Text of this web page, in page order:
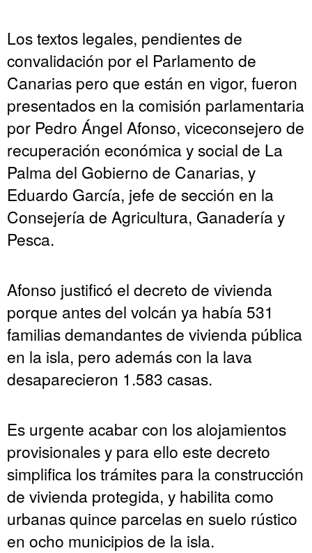
Los textos legales, pendientes de
convalidación por el Parlamento de
Canarias pero que están en vigor, fueron
presentados en la comisión parlamentaria
por Pedro Ángel Afonso, viceconsejero de
recuperación económica y social de La
Palma del Gobierno de Canarias, y
Eduardo García, jefe de sección en la
Consejería de Agricultura, Ganadería y
Pesca.
Afonso justificó el decreto de vivienda
porque antes del volcán ya había 531
familias demandantes de vivienda pública
en la isla, pero además con la lava
desaparecieron 1.583 casas.
Es urgente acabar con los alojamientos
provisionales y para ello este decreto
simplifica los trámites para la construcción
de vivienda protegida, y habilita como
urbanas quince parcelas en suelo rústico
en ocho municipios de la isla.